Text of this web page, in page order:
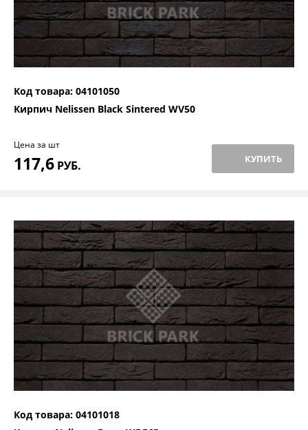
Код товара: 04101050
Кирпич Nelissen Black Sintered WV50
Цена за шт
117,6 РУБ. КУПИТЬ
Код товара: 04101018